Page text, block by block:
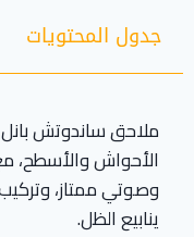
جدول المحتويات
ملاحق ساندوتش
الأحواش والأسطح،
وصوتي ممتاز،
ينابيع الظل.